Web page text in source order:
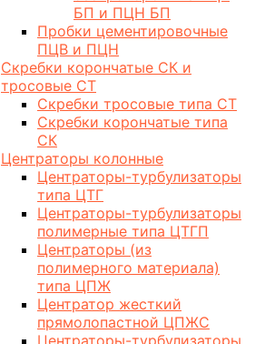
БП и ПЦН БП
Пробки цементировочные
ПЦВ и ПЦН
Скребки корончатые СК и
тросовые СТ
Скребки тросовые типа СТ
Скребки корончатые типа
СК
Центраторы колонные
Центраторы-турбулизаторы
типа ЦТГ
Центраторы-турбулизаторы
полимерные типа ЦТГП
Центраторы (из
полимерного материала)
типа ЦПЖ
Центратор жесткий
прямолопастной ЦПЖС
Центраторы-турбулизаторы